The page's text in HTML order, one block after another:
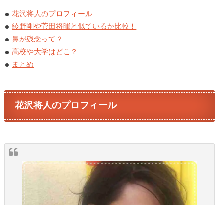
花沢将人のプロフィール
綾野剛や菅田将暉と似ているか比較！
鼻が残念って？
高校や大学はどこ？
まとめ
花沢将人のプロフィール